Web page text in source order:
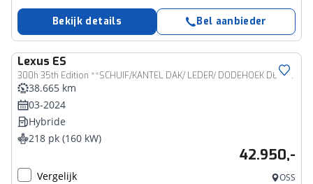
Bekijk details Bel aanbieder
Lexus ES
300h 35th Edition **SCHUIF/KANTEL DAK/ LEDER/ DODEHOEK DETECTIE**
38.665 km
03-2024
Hybride
218 pk (160 kW)
42.950,-
Vergelijk OSS